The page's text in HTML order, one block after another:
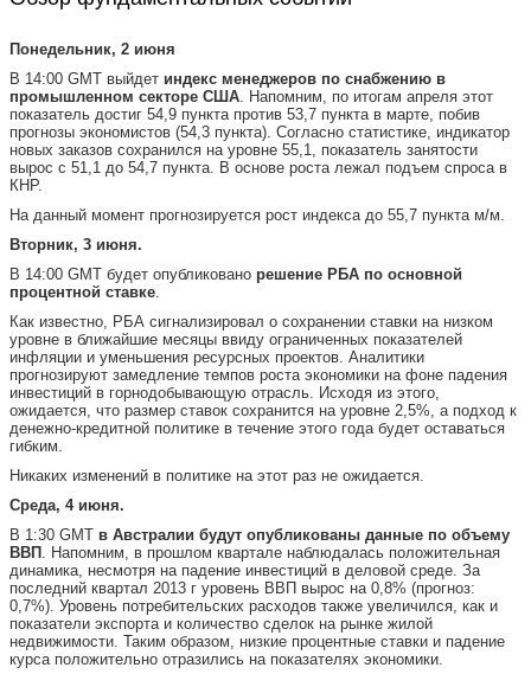
Понедельник, 2 июня
В 14:00 GMT выйдет индекс менеджеров по снабжению в
промышленном секторе США. Напомним, по итогам апреля этот
показатель достиг 54,9 пункта против 53,7 пункта в марте, побив
прогнозы экономистов (54,3 пункта). Согласно статистике, индикатор
новых заказов сохранился на уровне 55,1, показатель занятости
вырос с 51,1 до 54,7 пункта. В основе роста лежал подъем спроса в
КНР.
На данный момент прогнозируется рост индекса до 55,7 пункта м/м.
Вторник, 3 июня.
В 14:00 GMT будет опубликовано решение РБА по основной
процентной ставке.
Как известно, РБА сигнализировал о сохранении ставки на низком
уровне в ближайшие месяцы ввиду ограниченных показателей
инфляции и уменьшения ресурсных проектов. Аналитики
прогнозируют замедление темпов роста экономики на фоне падения
инвестиций в горнодобывающую отрасль. Исходя из этого,
ожидается, что размер ставок сохранится на уровне 2,5%, а подход к
денежно-кредитной политике в течение этого года будет оставаться
гибким.
Никаких изменений в политике на этот раз не ожидается.
Среда, 4 июня.
В 1:30 GMT в Австралии будут опубликованы данные по объему
ВВП . Напомним, в прошлом квартале наблюдалась положительная
динамика, несмотря на падение инвестиций в деловой среде. За
последний квартал 2013 г уровень ВВП вырос на 0,8% (прогноз:
0,7%). Уровень потребительских расходов также увеличился, как и
показатели экспорта и количество сделок на рынке жилой
недвижимости. Таким образом, низкие процентные ставки и падение
курса положительно отразились на показателях экономики.